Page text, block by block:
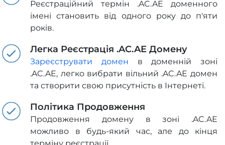
Реєстраційний термін .AC.AE доменного
імені становить від одного року до п'яти
років.
Легка Реєстрація .AC.AE Домену
Зареєструвати домен в доменній зоні
.AC.AE, легко вибрати вільний .AC.AE домен
та створити свою присутність в Інтернеті.
Політика Продовження
Продовження домену в зоні .AC.AE
можливо в будь-який час, але до кінця